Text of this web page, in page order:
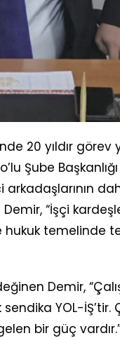
20 yıldır
Şube
“İşçi
hukuk temelinde
Demir,
YOL-
bir güç